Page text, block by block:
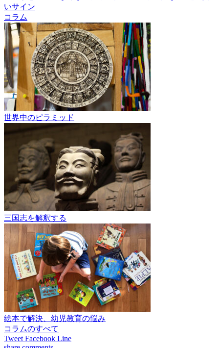
いサイン
コラム
世界中のピラミッド
三国志を解釈する
絵本で解決、幼児教育の悩み
コラムのすべて
Tweet Facebook Line